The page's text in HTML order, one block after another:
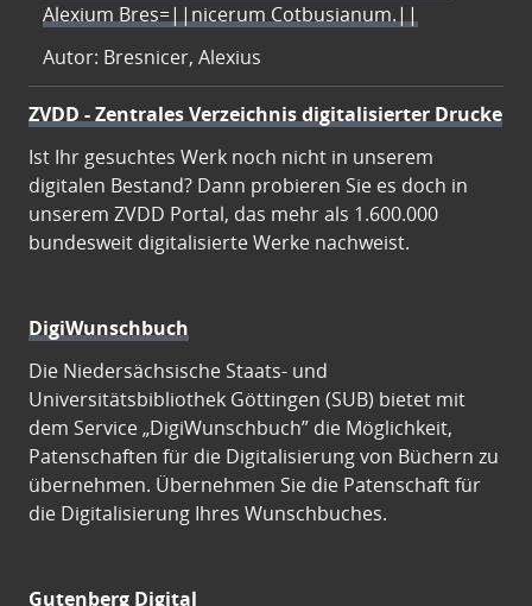
Alexium Bres=||nicerum Cotbusianum.||
Autor: Bresnicer, Alexius
ZVDD - Zentrales Verzeichnis digitalisierter Drucke
Ist Ihr gesuchtes Werk noch nicht in unserem
digitalen Bestand? Dann probieren Sie es doch in
unserem ZVDD Portal, das mehr als 1.600.000
bundesweit digitalisierte Werke nachweist.
DigiWunschbuch
Die Niedersächsische Staats- und
Universitätsbibliothek Göttingen (SUB) bietet mit
dem Service „DigiWunschbuch” die Möglichkeit,
Patenschaften für die Digitalisierung von Büchern zu
übernehmen. Übernehmen Sie die Patenschaft für
die Digitalisierung Ihres Wunschbuches.
Gutenberg Digital